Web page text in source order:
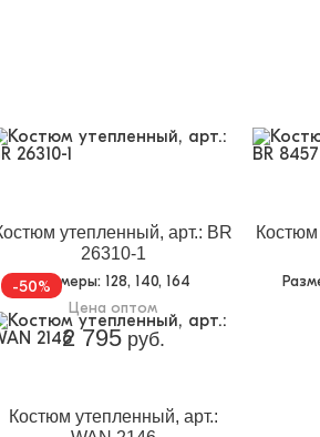
утепленный, арт.: BR
26310-1
Размеры: 128, 140, 164
Цена оптом
2 795руб.
Костюм
-50%
Костюм утепленный, арт.: